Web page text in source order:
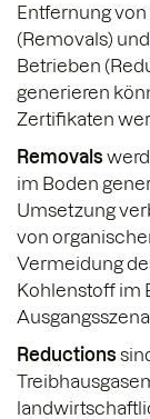
Entfernung von
(Removals)
Betrieben
generieren
Zertifikaten
Removals
im Boden
Umsetzung
von
Vermeidung
Kohlenstoff im
Reductions